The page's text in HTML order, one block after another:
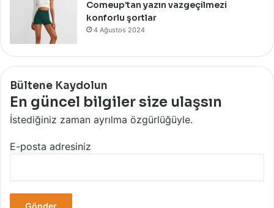
Comeup’tan yazın vazgeçilmezi
konforlu şortlar
4 Ağustos 2024
Bültene Kaydolun
En güncel bilgiler size ulaşsın
İstediğiniz zaman ayrılma özgürlüğüyle.
E-posta adresiniz